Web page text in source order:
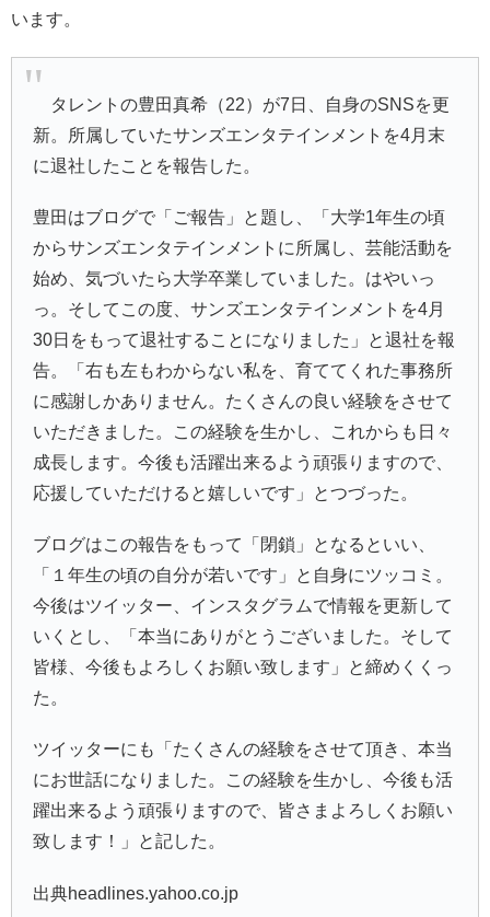
います。
タレントの豊田真希 （22）が7日、自身のSNSを更
新。所属していたサンズエンタテインメントを4月末
に退社したことを報告した。
豊田はブログで「 ご報告 」と題し、「大学1年生の頃
からサンズエンタテインメントに所属し、芸能活動を
始め、気づいたら大学卒業していました。はやいっ
っ。そしてこの度、サンズエンタテインメントを4月
30日をもって退社することになりました」と退社を報
告。「右も左もわからない私を、育ててくれた事務所
に感謝しかありません。たくさんの良い経験をさせて
いただきました。この経験を生かし、これからも日々
成長します。今後も活躍出来るよう頑張りますので、
応援していただけると嬉しいです」とつづった。
ブログはこの報告をもって「閉鎖」となるといい、
「１年生の頃の自分が若いです」と自身にツッコミ。
今後はツイッター、インスタグラムで情報を更新して
いくとし、「本当にありがとうございました。そして
皆様、今後もよろしくお願い致します」と締めくくっ
た。
ツイッターにも「たくさんの経験をさせて頂き、本当
にお世話になりました。この経験を生かし、今後も活
躍出来るよう頑張りますので、皆さまよろしくお願い
致します！」と記した。
出典headlines.yahoo.co.jp